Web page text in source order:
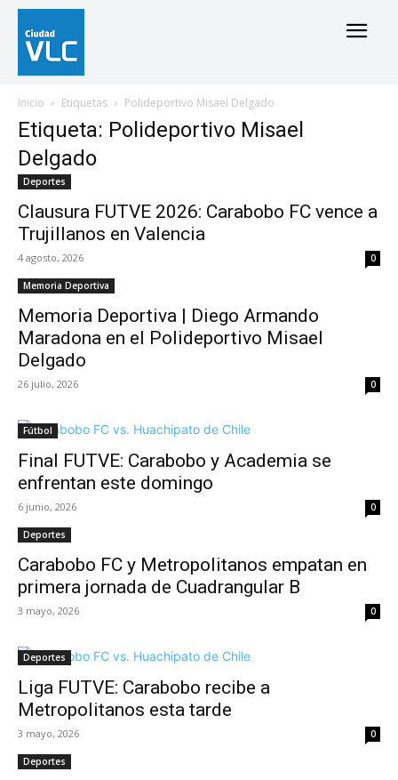
Inicio Etiquetas Polideportivo Misael Delgado
Etiqueta: Polideportivo Misael
Delgado
Deportes
Clausura FUTVE 2026: Carabobo FC vence a
Trujillanos en Valencia
4 agosto, 2026 0
Memoria Deportiva
Memoria Deportiva | Diego Armando
Maradona en el Polideportivo Misael
Delgado
26 julio, 2026 0
Fútbol
Final FUTVE: Carabobo y Academia se
enfrentan este domingo
6 junio, 2026 0
Deportes
Carabobo FC y Metropolitanos empatan en
primera jornada de Cuadrangular B
3 mayo, 2026 0
Deportes
Liga FUTVE: Carabobo recibe a
Metropolitanos esta tarde
3 mayo, 2026 0
Deportes